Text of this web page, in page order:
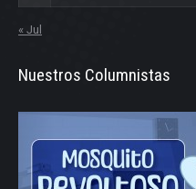
« Jul
Nuestros Columnistas